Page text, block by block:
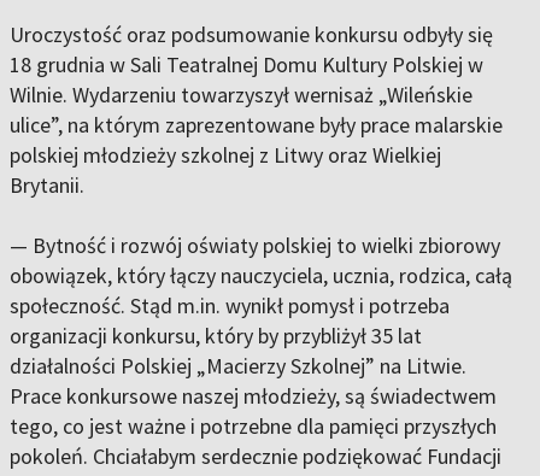
Uroczystość oraz podsumowanie konkursu odbyły się
18 grudnia w Sali Teatralnej Domu Kultury Polskiej w
Wilnie. Wydarzeniu towarzyszył wernisaż „Wileńskie
ulice”, na którym zaprezentowane były prace malarskie
polskiej młodzieży szkolnej z Litwy oraz Wielkiej
Brytanii.
— Bytność i rozwój oświaty polskiej to wielki zbiorowy
obowiązek, który łączy nauczyciela, ucznia, rodzica, całą
społeczność. Stąd m.in. wynikł pomysł i potrzeba
organizacji konkursu, który by przybliżył 35 lat
działalności Polskiej „Macierzy Szkolnej” na Litwie.
Prace konkursowe naszej młodzieży, są świadectwem
tego, co jest ważne i potrzebne dla pamięci przyszłych
pokoleń. Chciałabym serdecznie podziękować Fundacji